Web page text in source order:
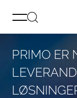
PRIMO ER